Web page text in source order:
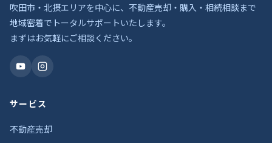
吹田市・北摂エリアを中心に、不動産売却・購入・相続相談まで
地域密着でトータルサポートいたします。
まずはお気軽にご相談ください。
サービス
不動産売却